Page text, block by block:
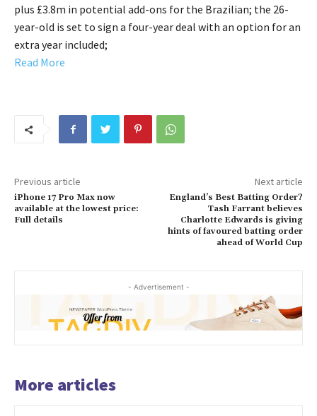
plus £3.8m in potential add-ons for the Brazilian; the 26-
year-old is set to sign a four-year deal with an option for an
extra year included;
Read More
Previous article
iPhone 17 Pro Max now
available at the lowest price:
Full details
Next article
England’s Best Batting Order?
Tash Farrant believes
Charlotte Edwards is giving
hints of favoured batting order
ahead of World Cup
- Advertisement -
More articles